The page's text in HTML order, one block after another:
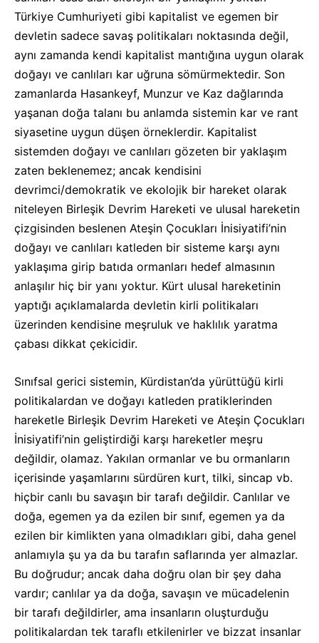
Türkiye Cumhuriyeti gibi kapitalist ve egemen bir
devletin sadece savaş politikaları noktasında değil,
aynı zamanda kendi kapitalist mantığına uygun olarak
doğayı ve canlıları kar uğruna sömürmektedir. Son
zamanlarda Hasankeyf, Munzur ve Kaz dağlarında
yaşanan doğa talanı bu anlamda sistemin kar ve rant
siyasetine uygun düşen örneklerdir. Kapitalist
sistemden doğayı ve canlıları gözeten bir yaklaşım
zaten beklenemez; ancak kendisini
devrimci/demokratik ve ekolojik bir hareket olarak
niteleyen Birleşik Devrim Hareketi ve ulusal hareketin
çizgisinden beslenen Ateşin Çocukları İnisiyatifi’nin
doğayı ve canlıları katleden bir sisteme karşı aynı
yaklaşıma girip batıda ormanları hedef almasının
anlaşılır hiç bir yanı yoktur. Kürt ulusal hareketinin
yaptığı açıklamalarda devletin kirli politikaları
üzerinden kendisine meşruluk ve haklılık yaratma
çabası dikkat çekicidir.
Sınıfsal gerici sistemin, Kürdistan’da yürüttüğü kirli
politikalardan ve doğayı katleden pratiklerinden
hareketle Birleşik Devrim Hareketi ve Ateşin Çocukları
İnisiyatifi’nin geliştirdiği karşı hareketler meşru
değildir, olamaz. Yakılan ormanlar ve bu ormanların
içerisinde yaşamlarını sürdüren kurt, tilki, sincap vb.
hiçbir canlı bu savaşın bir tarafı değildir. Canlılar ve
doğa, egemen ya da ezilen bir sınıf, egemen ya da
ezilen bir kimlikten yana olmadıkları gibi, daha genel
anlamıyla şu ya da bu tarafın saflarında yer almazlar.
Bu doğrudur; ancak daha doğru olan bir şey daha
vardır; canlılar ya da doğa, savaşın ve mücadelenin
bir tarafı değildirler, ama insanların oluşturduğu
politikalardan tek taraflı etkilenirler ve bizzat insanlar